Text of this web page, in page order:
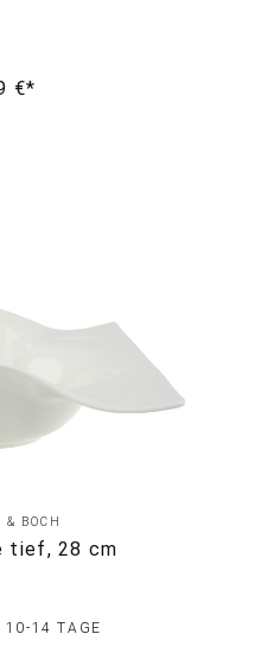
€*
& BOCH
tief, 28 cm
10-14 TAGE